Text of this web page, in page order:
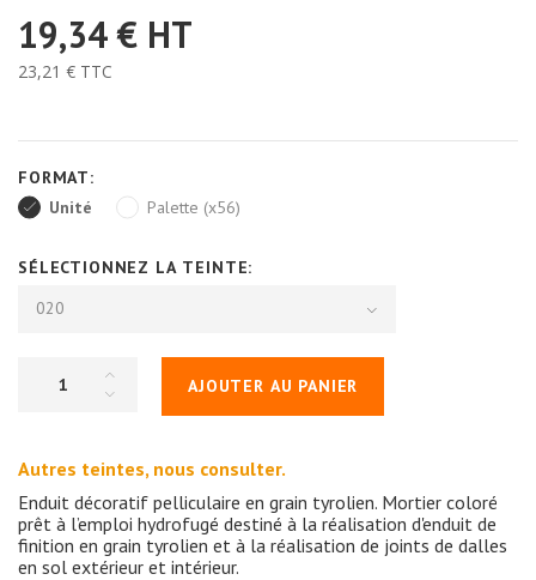
19,34 € HT
23,21 € TTC
FORMAT:
Unité
Palette (x56)
SÉLECTIONNEZ LA TEINTE:
020
AJOUTER AU PANIER
Autres teintes, nous consulter.
Enduit décoratif pelliculaire en grain tyrolien. Mortier coloré
prêt à l’emploi hydrofugé destiné à la réalisation d'enduit de
finition en grain tyrolien et à la réalisation de joints de dalles
en sol extérieur et intérieur.